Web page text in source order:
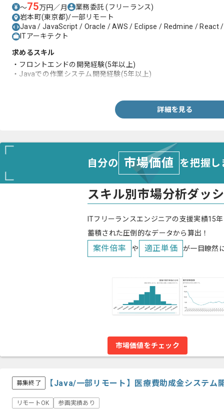
〜75万円／月 業務委託(フリーランス)
岩本町(東京都)/一部リモート
Java / JavaScript / Oracle / AWS / Eclipse / Redmine / React
ITアーキテクト
求めるスキル
・フロントエンドの開発経験(5年以上)
・Javaでの作業システム開発経験(5年以上)
詳細を見る
自分の 市場価値 を把握
スキル別市場分析ダッ
ITフリーランスエンジニアの支援実績15
蓄積された圧倒的なデータから算出！
案件倍率 や 適正単価 が一目瞭然
市場価値をチェック
募集終了 【Java/一部リモート】医療費助成金システム
リモートOK 参画実績あり